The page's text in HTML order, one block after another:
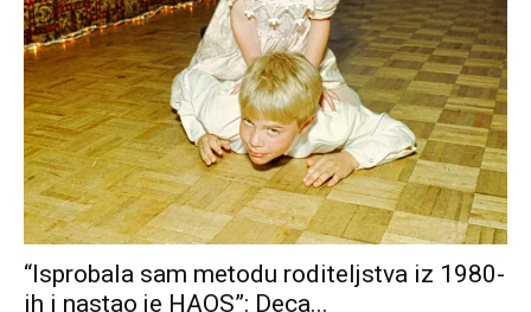
“Isprobala sam metodu roditeljstva iz 1980-
ih i nastao je HAOS”: Deca...